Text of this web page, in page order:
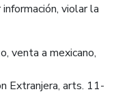
violar la
venta a mexicano,
Extranjera, arts. 11-